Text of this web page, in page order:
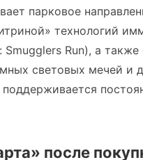
парковое
технологий
Smugglers Run), а
световых мечей
после